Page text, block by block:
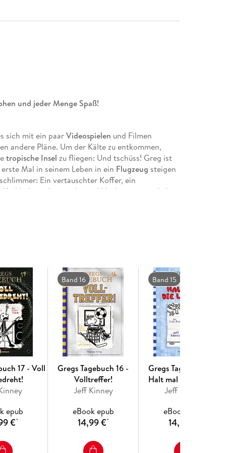
und jeder Menge Spaß!
sich mit ein paarVideospielen und Filmen
andere Pläne. Um der Kälte zu entkommen,
tropische Insel zu fliegen: Und tschüss! Greg ist
Mal in seinem Leben in ein Flugzeug steigen
Ein vertauschter Koffer, ein
Krabbeltiere lassen diesen Urlaub unvergesslich
lachen können und Geschichten voller Spaß,
17 - Voll
epub
€*
Band 16
Gregs Tagebuch 16 -
Volltreffer!
Jeff Kinney
eBook epub
14,99 €*
Band 15
Gregs Tagebuch 15 -
Halt mal die Luft an!
Jeff Kinney
eBook epub
14,99 €